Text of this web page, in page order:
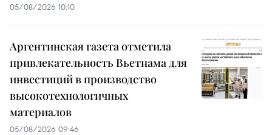
05/08/2026 10:10
Аргентинская газета отметила
привлекательность Вьетнама для
инвестиций в производство
высокотехнологичных
материалов
05/08/2026 09:46